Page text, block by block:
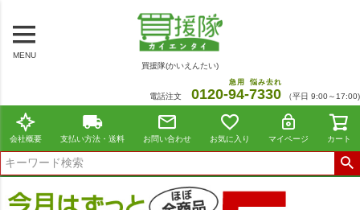
MENU
買援隊(かいえんたい)
電話注文 0120-94
急用
-7330
悩み去れ
（平日 9:00～17:00)
会社概要 支払い方法・送料 お問い合わせ お気に入り マイページ カート